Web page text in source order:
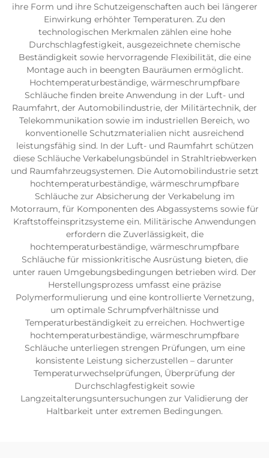
ihre Form und ihre Schutzeigenschaften auch bei längerer
Einwirkung erhöhter Temperaturen. Zu den
technologischen Merkmalen zählen eine hohe
Durchschlagfestigkeit, ausgezeichnete chemische
Beständigkeit sowie hervorragende Flexibilität, die eine
Montage auch in beengten Bauräumen ermöglicht.
Hochtemperaturbeständige, wärmeschrumpfbare
Schläuche finden breite Anwendung in der Luft- und
Raumfahrt, der Automobilindustrie, der Militärtechnik, der
Telekommunikation sowie im industriellen Bereich, wo
konventionelle Schutzmaterialien nicht ausreichend
leistungsfähig sind. In der Luft- und Raumfahrt schützen
diese Schläuche Verkabelungsbündel in Strahltriebwerken
und Raumfahrzeugsystemen. Die Automobilindustrie setzt
hochtemperaturbeständige, wärmeschrumpfbare
Schläuche zur Absicherung der Verkabelung im
Motorraum, für Komponenten des Abgassystems sowie für
Kraftstoffeinspritzsysteme ein. Militärische Anwendungen
erfordern die Zuverlässigkeit, die
hochtemperaturbeständige, wärmeschrumpfbare
Schläuche für missionkritische Ausrüstung bieten, die
unter rauen Umgebungsbedingungen betrieben wird. Der
Herstellungsprozess umfasst eine präzise
Polymerformulierung und eine kontrollierte Vernetzung,
um optimale Schrumpfverhältnisse und
Temperaturbeständigkeit zu erreichen. Hochwertige
hochtemperaturbeständige, wärmeschrumpfbare
Schläuche unterliegen strengen Prüfungen, um eine
konsistente Leistung sicherzustellen – darunter
Temperaturwechselprüfungen, Überprüfung der
Durchschlagfestigkeit sowie
Langzeitalterungsuntersuchungen zur Validierung der
Haltbarkeit unter extremen Bedingungen.